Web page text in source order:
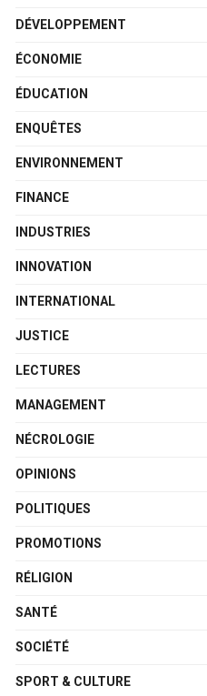
DÉVELOPPEMENT
ÉCONOMIE
ÉDUCATION
ENQUÊTES
ENVIRONNEMENT
FINANCE
INDUSTRIES
INNOVATION
INTERNATIONAL
JUSTICE
LECTURES
MANAGEMENT
NÉCROLOGIE
OPINIONS
POLITIQUES
PROMOTIONS
RÉLIGION
SANTÉ
SOCIÉTÉ
SPORT & CULTURE